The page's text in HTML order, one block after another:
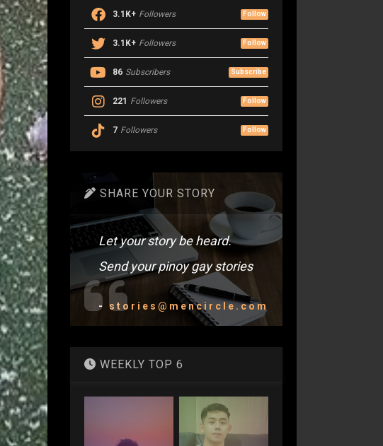
3.1K+ Followers Follow
3.1K+ Followers Follow
86 Subscribers Subscribe
221 Followers Follow
7 Followers Follow
SHARE YOUR STORY
Let your story be heard.
Send your pinoy gay stories
- stories@mencircle.com
WEEKLY TOP 6